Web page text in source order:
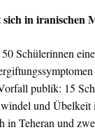
in iranischen
Schülerinnen
publik: 15
und Übelkeit
in Teheran und